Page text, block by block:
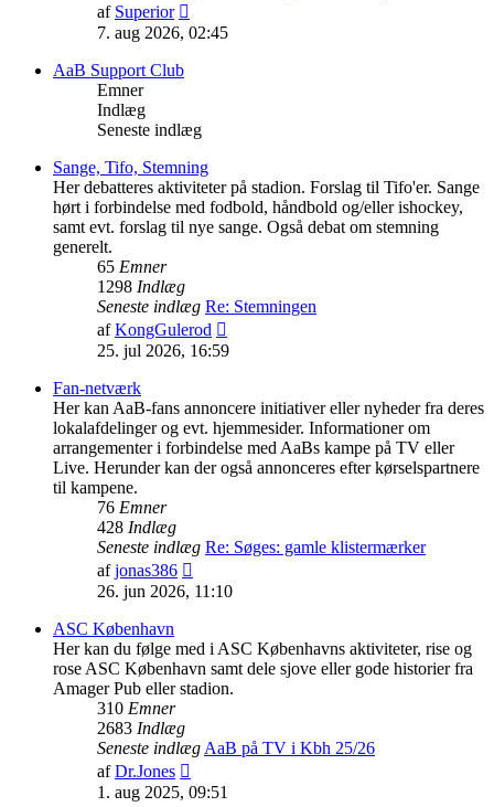
af Superior
det
7. aug 2026, 02:45
AaB Support Club
Emner
Indlæg
Seneste indlæg
Sange, Tifo, Stemning
Her debatteres aktiviteter på stadion. Forslag til Tifo'er. Sange
hørt i forbindelse med fodbold, håndbold og/eller ishockey,
samt evt. forslag til nye sange. Også debat om stemning
generelt.
65 Emner
1298 Indlæg
Seneste indlæg Re: Stemningen
afKongGulerod
det
25. jul 2026, 16:59
Fan-netværk
Her kan AaB-fans annoncere initiativer eller nyheder fra deres
lokalafdelinger og evt. hjemmesider. Informationer om
arrangementer i forbindelse med AaBs kampe på TV eller
Live. Herunder kan der også annonceres efter kørselspartnere
til kampene.
76 Emner
428 Indlæg
Seneste indlæg Re: Søges: gamle klistermærker
afjonas386
det
26. jun 2026, 11:10
ASC København
Her kan du følge med i ASC Københavns aktiviteter, rise og
rose ASC København samt dele sjove eller gode historier fra
Amager Pub eller stadion.
310 Emner
2683 Indlæg
Seneste indlægAaB på TV i Kbh 25/26
afDr.Jones
det
1. aug 2025, 09:51